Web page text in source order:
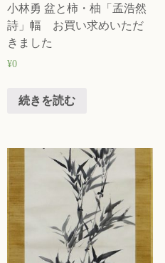
小林勇 盆と柿・柚「孟浩然
詩」幅 お買い求めいただ
きました
¥0
続きを読む